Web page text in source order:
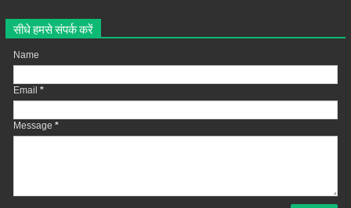
सीधे हमसे संपर्क करें
Name
Email *
Message *